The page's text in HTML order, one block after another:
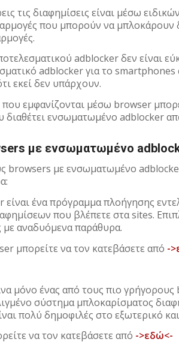
τις διαφημίσεις είναι μέσω
που μπορούν να μπλοκάρουν
adblocker δεν είναι
adblocker για το
εκεί δεν υπάρχουν.
εμφανίζονται μέσω browser
διαθέτει ενσωματωμένο adblocker
με ενσωματωμένο
browsers με ενσωματωμένο
ένα πρόγραμμα πλοήγησης
που βλέπετε στα sites.
με αναδυόμενα παράθυρα.
μπορείτε να τον κατεβάσετε από -
μόνο ένας από τους πιο
σύστημα μπλοκαρίσματος
πολύ δημοφιλές στο εξωτερικό
να τον κατεβάσετε από ->εδώ<-